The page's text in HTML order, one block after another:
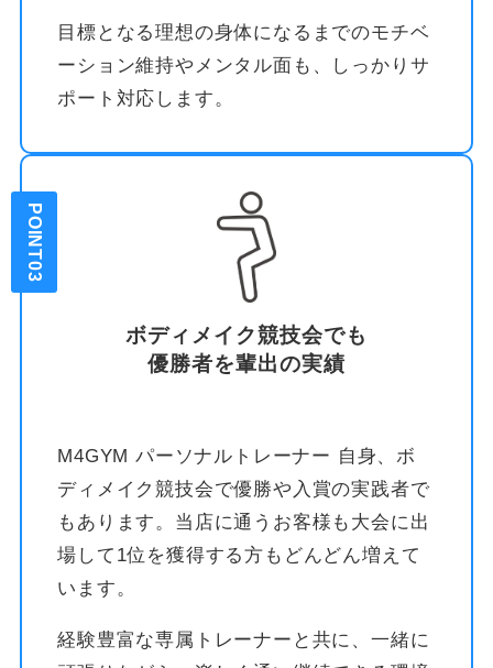
目標となる理想の身体になるまでのモチベ
ーション維持やメンタル面も、しっかりサ
ポート対応します。
POINT03
ボディメイク競技会でも
優勝者を輩出の実績
M4GYM パーソナルトレーナー 自身、ボ
ディメイク競技会で優勝や入賞の実践者で
もあります。当店に通うお客様も大会に出
場して1位を獲得する方もどんどん増えて
います。
経験豊富な専属トレーナーと共に、一緒に